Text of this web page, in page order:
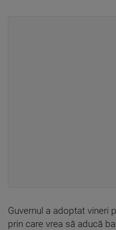
Guvernul a adoptat vineri
prin care vrea să aducă